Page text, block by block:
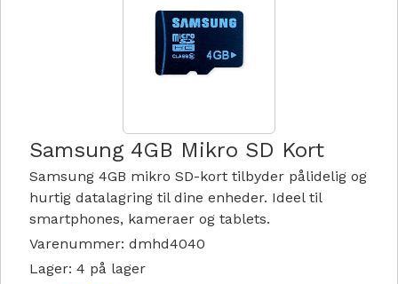
Samsung 4GB Mikro SD Kort
Samsung 4GB mikro SD-kort tilbyder pålidelig og
hurtig datalagring til dine enheder. Ideel til
smartphones, kameraer og tablets.
Varenummer: dmhd4040
Lager: 4 på lager